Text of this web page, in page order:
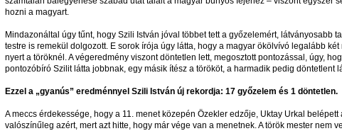
hozni a magyart.
Mindazonáltal úgy tűnt, hogy Szili István jóval többet tett a győzelemért, látványosabb
testre is remekül dolgozott. E sorok írója úgy látta, hogy a magyar ökölvívó legalább két
nyert a töröknél. A végeredmény viszont döntetlen lett, megosztott pontozással, úgy,
pontozóbíró Szilit látta jobbnak, egy másik ítész a törököt, a harmadik pedig döntetlent
Ezzel a „gyanús” eredménnyel Szili István új rekordja: 17 győzelem és 1 döntetlen.
A meccs érdekessége, hogy a 11. menet közepén Özekler edzője, Uktay Urkal belépett
valószínűleg azért, mert azt hitte, hogy már vége van a menetnek. A török mester nem